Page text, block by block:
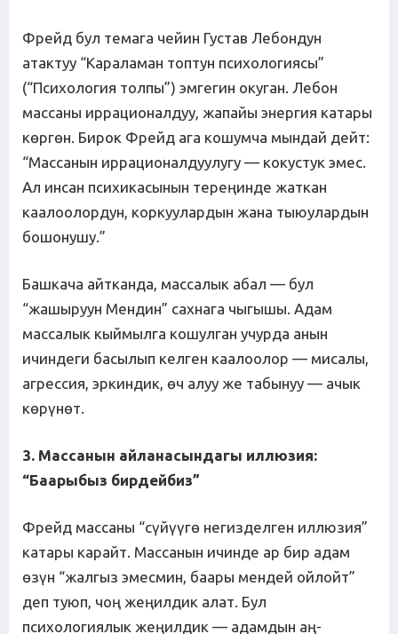
Фрейд бул темага чейин Густав Лебондун
атактуу “Караламан топтун психологиясы”
(“Психология толпы”) эмгегин окуган. Лебон
массаны иррационалдуу, жапайы энергия катары
көргөн. Бирок Фрейд ага кошумча мындай дейт:
“Массанын иррационалдуулугу — кокустук эмес.
Ал инсан психикасынын тереңинде жаткан
каалоолордун, коркуулардын жана тыюулардын
бошонушу.”
Башкача айтканда, массалык абал — бул
“жашыруун Мендин” сахнага чыгышы. Адам
массалык кыймылга кошулган учурда анын
ичиндеги басылып келген каалоолор — мисалы,
агрессия, эркиндик, өч алуу же табынуу — ачык
көрүнөт.
3. Массанын айланасындагы иллюзия:
“Баарыбыз бирдейбиз”
Фрейд массаны “сүйүүгө негизделген иллюзия”
катары карайт. Массанын ичинде ар бир адам
өзүн “жалгыз эмесмин, баары мендей ойлойт”
деп туюп, чоң жеңилдик алат. Бул
психологиялык жеңилдик — адамдын аң-